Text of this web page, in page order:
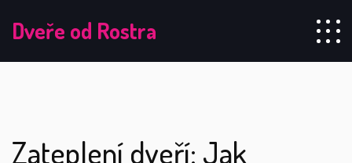
Dveře od Rostra
Zateplení dveří: Jak